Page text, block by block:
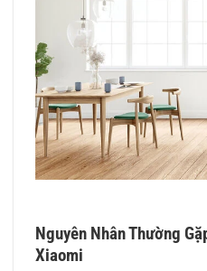
Nguyên Nhân Thường
Xiaomi